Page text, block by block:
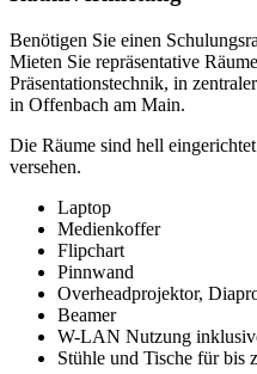
Benötigen Sie einen
Mieten Sie repräsentative
Präsentationstechnik, in
in Offenbach am Main.
Die Räume sind hell
versehen.
Laptop
Medienkoffer
Flipchart
Pinnwand
Overheadprojektor,
Beamer
W-LAN Nutzung
Stühle und Tische für bis